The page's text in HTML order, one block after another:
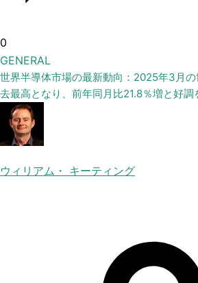
0
GENERAL
世界半導体市場の最新動向：2025年3月
去最高となり、前年同月比21.8％増と好調
ウィリアム・ キーティング